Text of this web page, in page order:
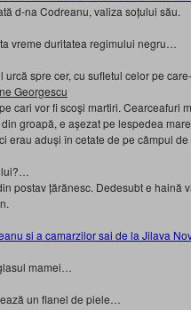
d-na Codreanu, valiza soţului său.
vreme duritatea regimului negru…
spre cer, cu sufletul celor pe
Georgescu
cari vor fi scoşi martiri. Cearceafuri
groapă, e aşezat pe lespedea
erau aduşi în cetate de pe câmpul
postav ţărănesc. Dedesubt e haină
mamei…
un flanel de piele…